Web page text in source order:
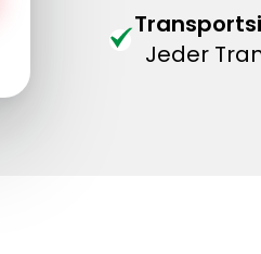
Jeder